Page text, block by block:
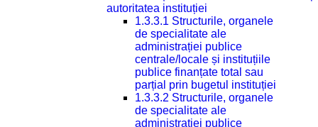
autoritatea instituției
1.3.3.1 Structurile, organele
de specialitate ale
administrației publice
centrale/locale și instituțiile
publice finanțate total sau
parțial prin bugetul instituției
1.3.3.2 Structurile, organele
de specialitate ale
administrației publice